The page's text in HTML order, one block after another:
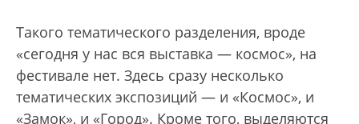
Такого тематического разделения, вроде
«сегодня у нас вся выставка — космос», на
фестивале нет. Здесь сразу несколько
тематических экспозиций — и «Космос», и
«Замок», и «Город». Кроме того, выделяются